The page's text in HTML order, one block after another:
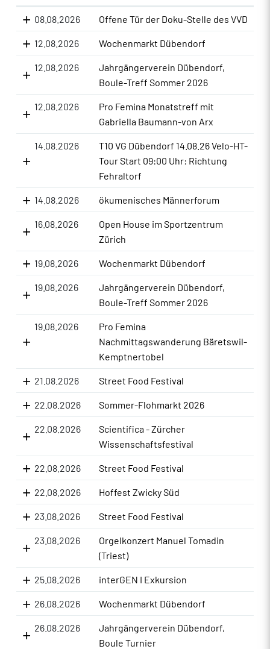
08.08.2026 Offene Tür der Doku-Stelle des VVD
12.08.2026 Wochenmarkt Dübendorf
12.08.2026
Jahrgängerverein Dübendorf,
Boule-Treff Sommer 2026
12.08.2026
Pro Femina Monatstreff mit
Gabriella Baumann-von Arx
14.08.2026
T10 VG Dübendorf 14.08.26 Velo-HT-
Tour Start 09:00 Uhr: Richtung
Fehraltorf
14.08.2026 ökumenisches Männerforum
16.08.2026
Open House im Sportzentrum
Zürich
19.08.2026 Wochenmarkt Dübendorf
19.08.2026
Jahrgängerverein Dübendorf,
Boule-Treff Sommer 2026
19.08.2026
Pro Femina
Nachmittagswanderung Bäretswil-
Kemptnertobel
21.08.2026 Street Food Festival
22.08.2026 Sommer-Flohmarkt 2026
22.08.2026
Scientifica - Zürcher
Wissenschaftsfestival
22.08.2026 Street Food Festival
22.08.2026 Hoffest Zwicky Süd
23.08.2026 Street Food Festival
23.08.2026
Orgelkonzert Manuel Tomadin
(Triest)
25.08.2026 interGEN I Exkursion
26.08.2026 Wochenmarkt Dübendorf
26.08.2026
Jahrgängerverein Dübendorf,
Boule Turnier